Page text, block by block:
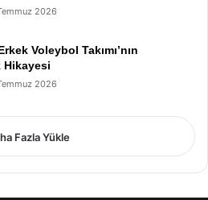
2026
Voleybol Takımı’nın
Hikayesi
2026
Fazla Yükle